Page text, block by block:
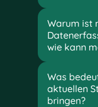
Warum ist
wie kann
Was
aktuellen
bringen?